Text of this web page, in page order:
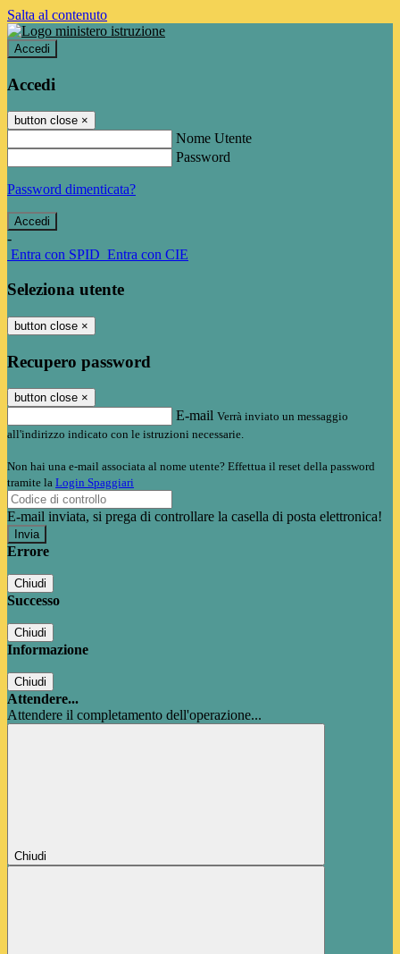
Salta al contenuto
Accedi
Accedi
button close ×
Nome Utente
Password
Password dimenticata?
-
Entra con SPID Entra con CIE
Seleziona utente
button close ×
Recupero password
button close ×
E-mail Verrà inviato un messaggio
all'indirizzo indicato con le istruzioni necessarie.
Non hai una e-mail associata al nome utente? Effettua il reset della password
tramite la Login Spaggiari
E-mail inviata, si prega di controllare la casella di posta elettronica!
Errore
Chiudi
Successo
Chiudi
Informazione
Chiudi
Attendere...
Attendere il completamento dell'operazione...
Chiudi